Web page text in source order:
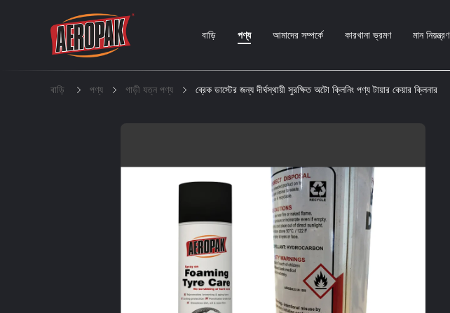
বাড়ি পণ্য আমাদের সম্পর্কে কারখানা ভ্রমণ মান নিয়ন্ত্রণ
বাড়ি পণ্য গাড়ী যত্ন পণ্য ব্রেক ডাস্টের জন্য দীর্ঘস্থায়ী সুরক্ষিত অটো ক্লিনিং পণ্য টায়ার কেয়ার ক্লিনার